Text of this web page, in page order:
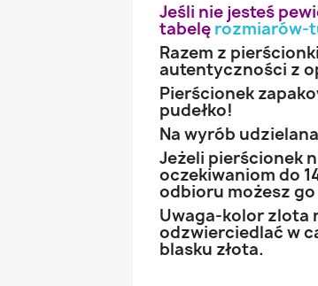
Jeśli nie jesteś
tabelę rozmiarów-
Razem z
autentyczności z
Pierścionek
pudełko!
Na wyrób
Jeżeli pierścionek
oczekiwaniom do
odbioru możesz
Uwaga-kolor zlota
odzwierciedlać w
blasku złota.